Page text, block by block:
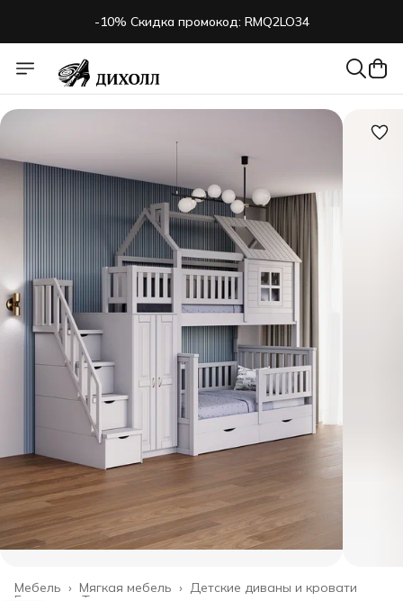
-10% Скидка промокод: RMQ2LO34
Детские диваны и кровати
Мягкая мебель ›
Мебель ›